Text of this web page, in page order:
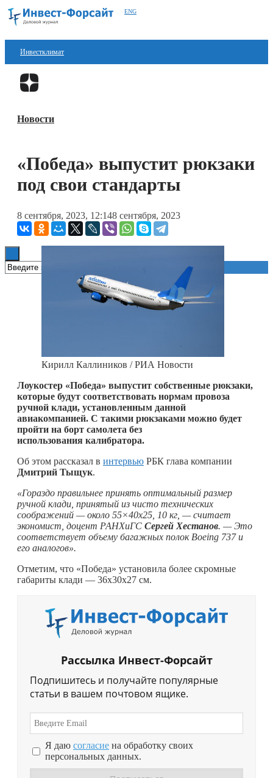
ENG
Инвестклимат
Финансы
Блокчейн
Книги
Новости
«Победа» выпустит рюкзаки
под свои стандарты
8 сентября, 2023, 12:148 сентября, 2023
Кирилл Каллиников / РИА Новости
Лоукостер «Победа» выпустит собственные рюкзаки,
которые будут соответствовать нормам провоза
ручной клади, установленным данной
авиакомпанией. С такими рюкзаками можно будет
пройти на борт самолета без
использования калибратора.
Об этом рассказал в интервью РБК глава компании
Дмитрий Тыщук.
«Гораздо правильнее принять оптимальный размер
ручной клади, принятый из чисто технических
соображений — около 55×40х25, 10 кг, — считает
экономист, доцент РАНХиГС Сергей Хестанов. — Это
соответствует объему багажных полок Boeing 737 и
его аналогов».
Отметим, что «Победа» установила более скромные
габариты клади — 36x30x27 см.
Рассылка Инвест-Форсайт
Подпишитесь и получайте популярные
статьи в вашем почтовом ящике.
Я даю согласие на обработку своих
персональных данных.